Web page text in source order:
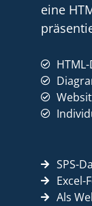
eine
SPS-
Excel-
Als